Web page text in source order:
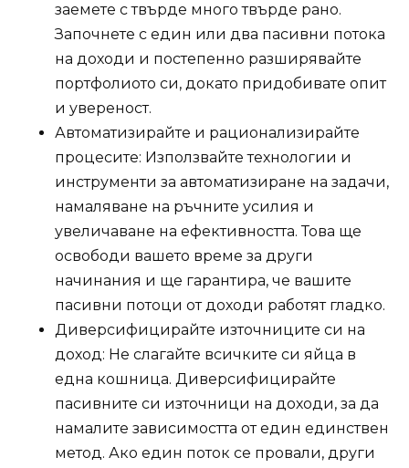
заемете с твърде много твърде рано.
Започнете с един или два пасивни потока
на доходи и постепенно разширявайте
портфолиото си, докато придобивате опит
и увереност.
Автоматизирайте и рационализирайте
процесите: Използвайте технологии и
инструменти за автоматизиране на задачи,
намаляване на ръчните усилия и
увеличаване на ефективността. Това ще
освободи вашето време за други
начинания и ще гарантира, че вашите
пасивни потоци от доходи работят гладко.
Диверсифицирайте източниците си на
доход: Не слагайте всичките си яйца в
една кошница. Диверсифицирайте
пасивните си източници на доходи, за да
намалите зависимостта от един единствен
метод. Ако един поток се провали, други